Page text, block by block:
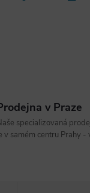
v Praze
specializovaná
v samém centru Prahy -